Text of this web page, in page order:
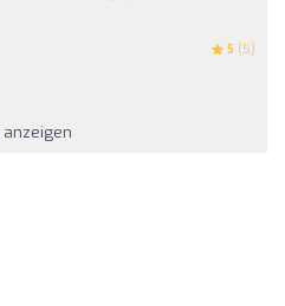
5 (5)